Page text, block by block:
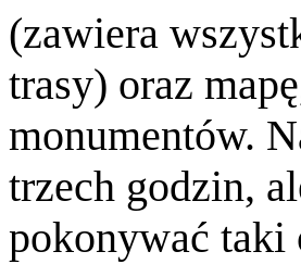
(zawiera
trasy) oraz
monumentów.
trzech godzin,
pokonywać taki